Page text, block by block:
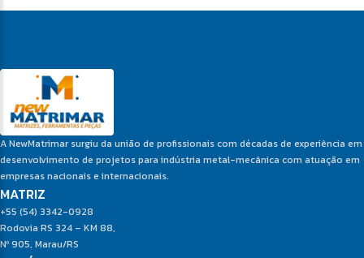
A NewMatrimar surgiu da união de profissionais com décadas de experiência em
desenvolvimento de projetos para indústria metal-mecânica com atuação em
empresas nacionais e internacionais.
MATRIZ
+55 (54) 3342-0928
Rodovia RS 324 – KM 88,
Nº 905, Marau/RS